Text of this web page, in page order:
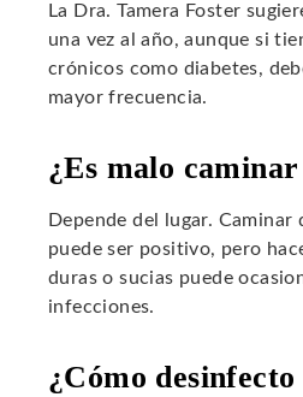
La Dra. Tamera Foster
una vez al año, aunque si
crónicos como diabetes,
mayor frecuencia.
¿Es malo caminar
Depende del lugar. Caminar
puede ser positivo, pero
duras o sucias puede
infecciones.
¿Cómo